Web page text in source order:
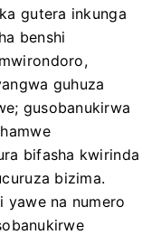
gutera inkunga
benshi
guhuza
gusobanukirwa
bifasha kwirinda
bizima.
yawe na numero